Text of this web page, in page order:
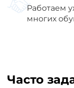
Работаем
многих
Часто